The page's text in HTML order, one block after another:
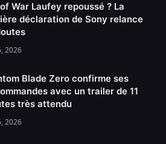
War Laufey repoussé ? La
déclaration de Sony relance
2026
Blade Zero confirme ses
avec un trailer de 11
très attendu
2026